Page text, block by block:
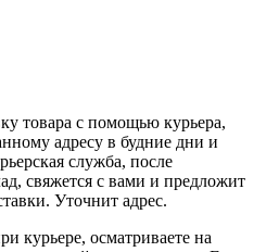
товара с помощью курьера,
адресу в будние дни и
служба, после
свяжется с вами и предложит
Уточнит адрес.
курьере, осматриваете на